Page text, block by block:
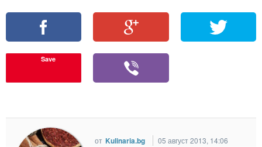
Save
от Kulinaria.bg
05 август 2013, 14:06